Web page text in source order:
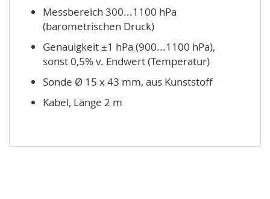
Messbereich 300...1100 hPa
(barometrischen Druck)
Genau­ig­keit ±1 hPa (900...1100 hPa),
sonst 0,5% v. End­wert (Temperatur)
Sonde Ø 15 x 43 mm, aus Kunststoff
Kabel, Länge 2 m